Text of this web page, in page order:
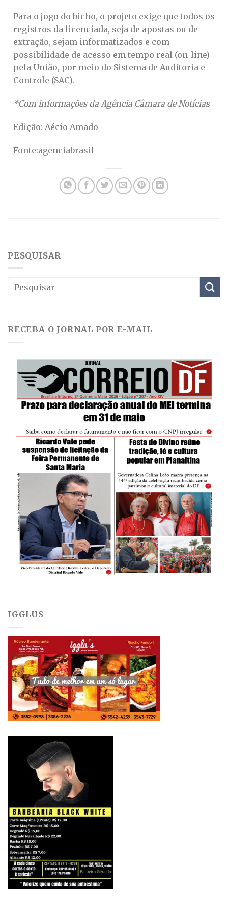
Para o jogo do bicho, o projeto exige que todos os
registros da licenciada, seja de apostas ou de
extração, sejam informatizados e com
possibilidade de acesso em tempo real (on-line)
pela União, por meio do Sistema de Auditoria e
Controle (SAC).
*Com informações da Agência Câmara de Notícias
Edição: Aécio Amado
Fonte:agenciabrasil
PESQUISAR
RECEBA O JORNAL POR E-MAIL
IGGLUS